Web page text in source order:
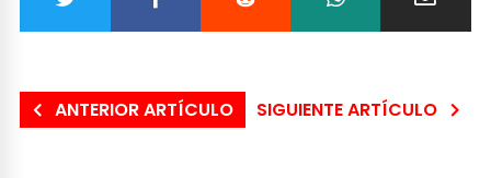
ANTERIOR ARTÍCULO SIGUIENTE ARTÍCULO